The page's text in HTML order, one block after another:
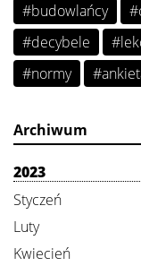
#budowlańcy
#decybele
#normy
Archiwum
2023
Styczeń
Luty
Kwiecień